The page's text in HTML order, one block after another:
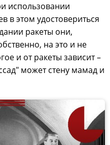
использовании
в этом удостовериться
ракеты они,
на это и не
и от ракеты зависит –
может стену мамад и